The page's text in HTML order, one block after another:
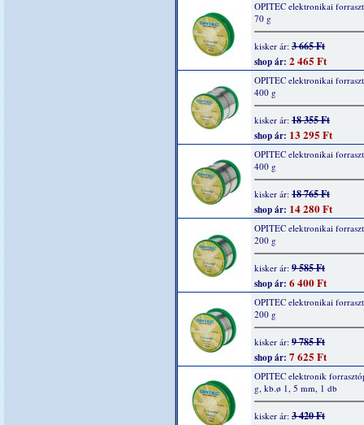
OPITEC elektronikai
70 g
kisker ár: 3 665 Ft
shop ár: 2 465 Ft
OPITEC elektronikai
400 g
kisker ár: 18 355 Ft
shop ár: 13 295 Ft
OPITEC elektronikai
400 g
kisker ár: 18 765 Ft
shop ár: 14 280 Ft
OPITEC elektronikai
200 g
kisker ár: 9 585 Ft
shop ár: 6 400 Ft
OPITEC elektronikai
200 g
kisker ár: 9 785 Ft
shop ár: 7 625 Ft
OPITEC elektronik
g, kb.ø 1, 5 mm, 1 db
kisker ár: 3 420 Ft